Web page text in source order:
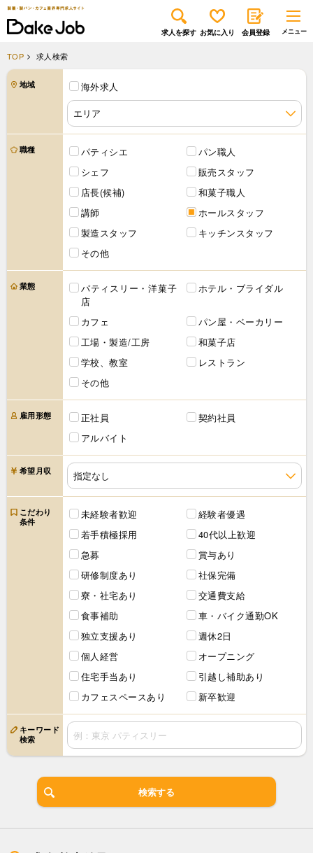
求人を探す お気に入り 会員登録
TOP 求人検索
地域 海外求人
職種 パティシエ
パン職人
シェフ
販売スタッフ
店長(候補)
和菓子職人
講師
ホールスタッフ
製造スタッフ
キッチンスタッフ
その他
業態
パティスリー・洋菓子
店
ホテル・ブライダル
カフェ
パン屋・ベーカリー
工場・製造/工房
和菓子店
学校、教室
レストラン
その他
雇用形態 正社員
契約社員
アルバイト
希望月収
こだわり
条件
未経験者歓迎
経験者優遇
若手積極採用
40代以上歓迎
急募
賞与あり
研修制度あり
社保完備
寮・社宅あり
交通費支給
食事補助
車・バイク通勤OK
独立支援あり
週休2日
個人経営
オープニング
住宅手当あり
引越し補助あり
カフェスペースあり
新卒歓迎
キーワード
検索
検索する